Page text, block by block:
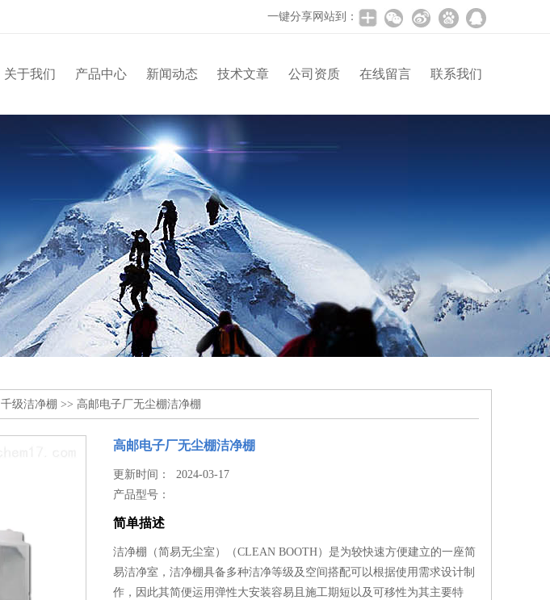
一键分享网站到：
关于我们 产品中心 新闻动态 技术文章 公司资质 在线留言 联系我们
千级洁净棚 >> 高邮电子厂无尘棚洁净棚
高邮电子厂无尘棚洁净棚
更新时间： 2024-03-17
产品型号：
简单描述
洁净棚（简易无尘室）（CLEAN BOOTH）是为较快速方便建立的一座简
易洁净室，洁净棚具备多种洁净等级及空间搭配可以根据使用需求设计制
作，因此其简便运用弹性大安装容易且施工期短以及可移性为其主要特